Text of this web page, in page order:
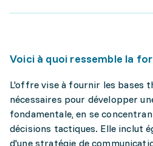
Voici à quoi ressemble la
L'offre vise à fournir les bases
nécessaires pour développer
fondamentale, en se
décisions tactiques. Elle inclut
d'une stratégie de